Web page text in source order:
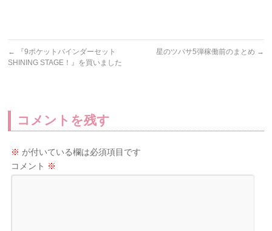
←
『9ポケットバインダーセット
SHINING STAGE！』を買いました
星のツバサ5弾稼働前のまとめ →
コメントを残す
※ が付いている欄は必須項目です
コメント ※